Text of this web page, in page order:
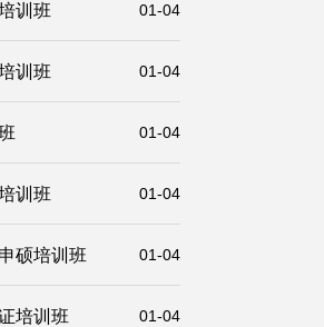
训班 01-04
训班 01-04
01-04
训班 01-04
硕培训班 01-04
培训班 01-04